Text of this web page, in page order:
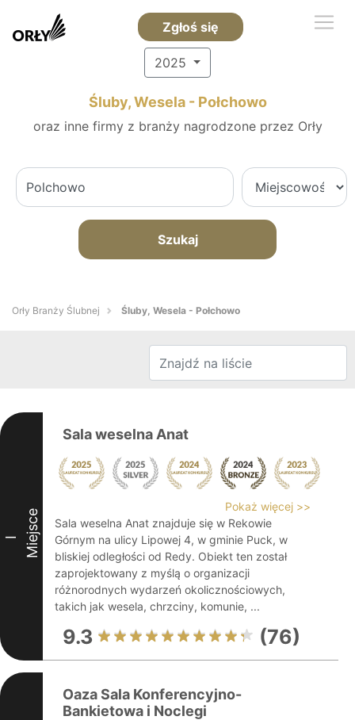
Zgłoś się
2025
Śluby, Wesela - Połchowo
oraz inne firmy z branży nagrodzone przez Orły
Szukaj
Orły Branży Ślubnej Śluby, Wesela - Połchowo
I Miejsce
Sala weselna Anat
Pokaż więcej >>
Sala weselna Anat znajduje się w Rekowie
Górnym na ulicy Lipowej 4, w gminie Puck, w
bliskiej odległości od Redy. Obiekt ten został
zaprojektowany z myślą o organizacji
różnorodnych wydarzeń okolicznościowych,
takich jak wesela, chrzciny, komunie, ...
9.3 (76)
Oaza Sala Konferencyjno-
Bankietowa i Noclegi